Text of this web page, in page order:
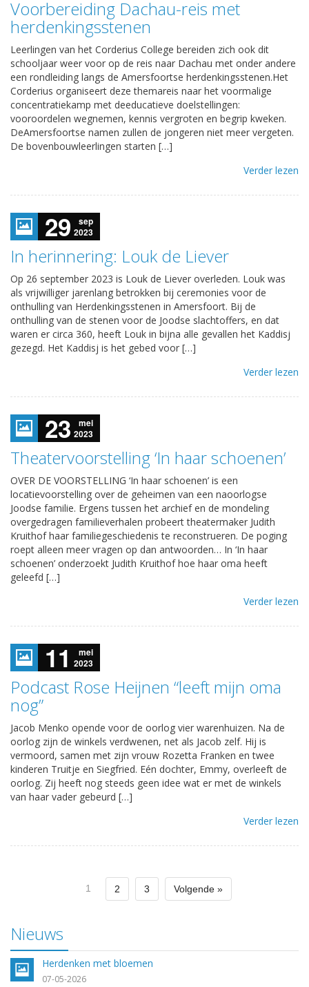
Voorbereiding Dachau-reis met
herdenkingsstenen
Leerlingen van het Corderius College bereiden zich ook dit
schooljaar weer voor op de reis naar Dachau met onder andere
een rondleiding langs de Amersfoortse herdenkingsstenen.Het
Corderius organiseert deze themareis naar het voormalige
concentratiekamp met deeducatieve doelstellingen:
vooroordelen wegnemen, kennis vergroten en begrip kweken.
DeAmersfoortse namen zullen de jongeren niet meer vergeten.
De bovenbouwleerlingen starten […]
Verder lezen
29
sep
2023
In herinnering: Louk de Liever
Op 26 september 2023 is Louk de Liever overleden. Louk was
als vrijwilliger jarenlang betrokken bij ceremonies voor de
onthulling van Herdenkingsstenen in Amersfoort. Bij de
onthulling van de stenen voor de Joodse slachtoffers, en dat
waren er circa 360, heeft Louk in bijna alle gevallen het Kaddisj
gezegd. Het Kaddisj is het gebed voor […]
Verder lezen
23
mei
2023
Theatervoorstelling ‘In haar schoenen’
OVER DE VOORSTELLING ‘In haar schoenen’ is een
locatievoorstelling over de geheimen van een naoorlogse
Joodse familie. Ergens tussen het archief en de mondeling
overgedragen familieverhalen probeert theatermaker Judith
Kruithof haar familiegeschiedenis te reconstrueren. De poging
roept alleen meer vragen op dan antwoorden… In ‘In haar
schoenen’ onderzoekt Judith Kruithof hoe haar oma heeft
geleefd […]
Verder lezen
11
mei
2023
Podcast Rose Heijnen “leeft mijn oma
nog”
Jacob Menko opende voor de oorlog vier warenhuizen. Na de
oorlog zijn de winkels verdwenen, net als Jacob zelf. Hij is
vermoord, samen met zijn vrouw Rozetta Franken en twee
kinderen Truitje en Siegfried. Eén dochter, Emmy, overleeft de
oorlog. Zij heeft nog steeds geen idee wat er met de winkels
van haar vader gebeurd […]
Verder lezen
1 2 3 Volgende »
Nieuws
Herdenken met bloemen
07-05-2026